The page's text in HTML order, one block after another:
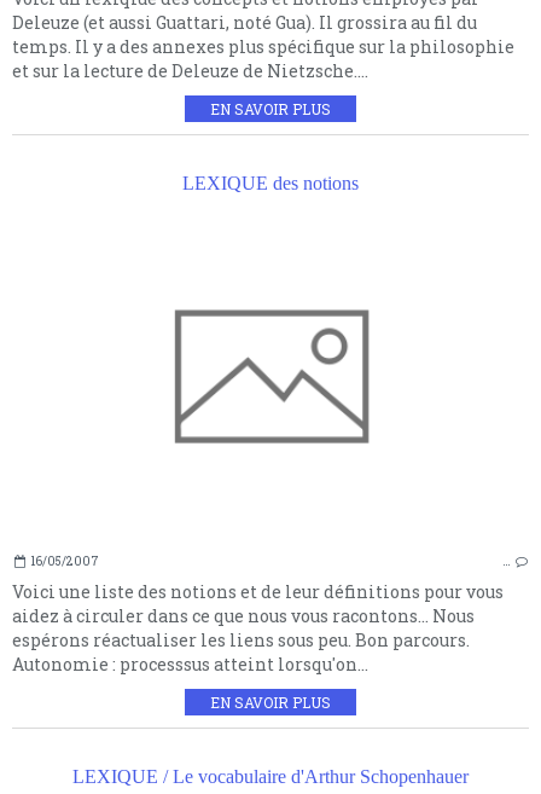
Deleuze (et aussi Guattari, noté Gua). Il grossira au fil du
temps. Il y a des annexes plus spécifique sur la philosophie
et sur la lecture de Deleuze de Nietzsche....
EN SAVOIR PLUS
LEXIQUE des notions
16/05/2007 …
Voici une liste des notions et de leur définitions pour vous
aidez à circuler dans ce que nous vous racontons... Nous
espérons réactualiser les liens sous peu. Bon parcours.
Autonomie : processsus atteint lorsqu'on...
EN SAVOIR PLUS
LEXIQUE / Le vocabulaire d'Arthur Schopenhauer